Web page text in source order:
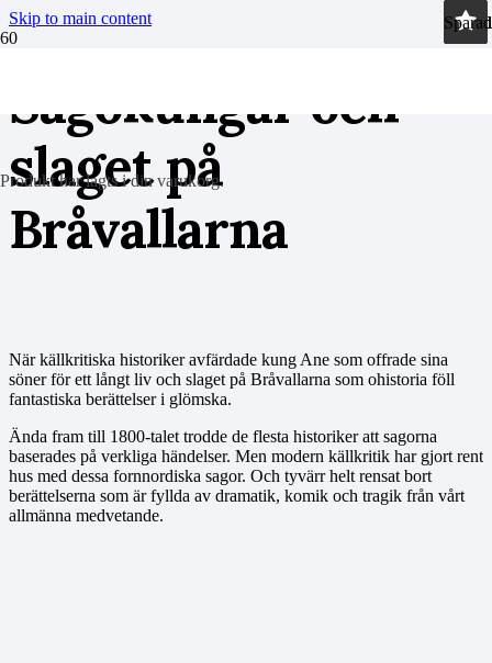
Skip to main content
Produkthar lagts i din varukorg.
Sagokungar och
slaget på
Bråvallarna
När källkritiska historiker avfärdade kung Ane som offrade sina
söner för ett långt liv och slaget på Bråvallarna som ohistoria föll
fantastiska berättelser i glömska.
Ända fram till 1800-talet trodde de flesta historiker att sagorna
baserades på verkliga händelser. Men modern källkritik har gjort rent
hus med dessa fornnordiska sagor. Och tyvärr helt rensat bort
berättelserna som är fyllda av dramatik, komik och tragik från vårt
allmänna medvetande.
Sparad
Sparad
Sparad
Sparad